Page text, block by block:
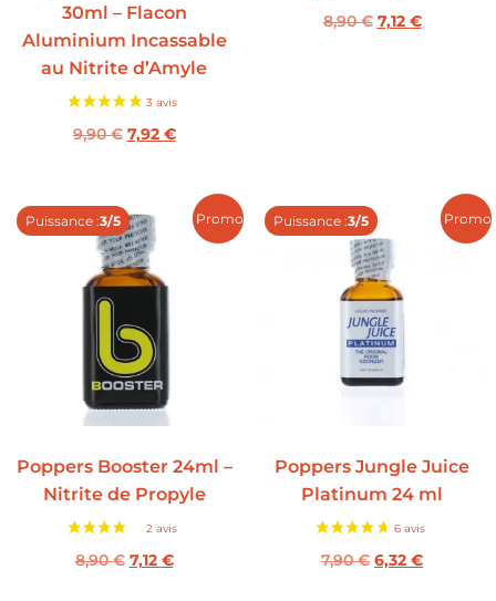
30ml – Flacon
Aluminium Incassable
au Nitrite d’Amyle
9,90€ 7,92 €
8,90€ 7,12 €
Promo !
Puissance :3/5
Poppers Booster 24ml –
Nitrite de Propyle
8,90€ 7,12 €
Promo
Puissance :3/5
Poppers Jungle Juice
Platinum 24 ml
7,90€ 6,32 €